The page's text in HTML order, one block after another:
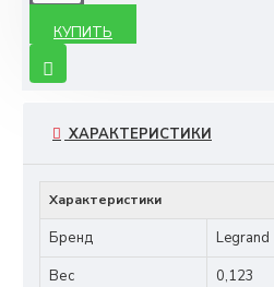
КУПИТЬ
ХАРАКТЕРИСТИКИ
Характеристики
Бренд
Legrand
Вес
0,123